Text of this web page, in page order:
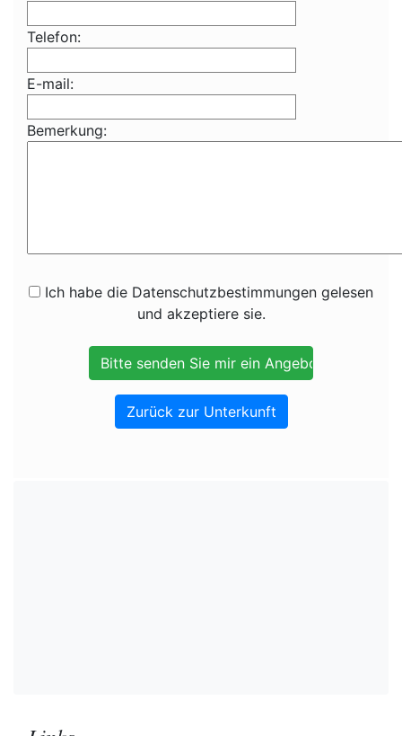
Telefon:
E-mail:
Bemerkung:
Ich habe die Datenschutzbestimmungen gelesen
und akzeptiere sie.
Zurück zur Unterkunft